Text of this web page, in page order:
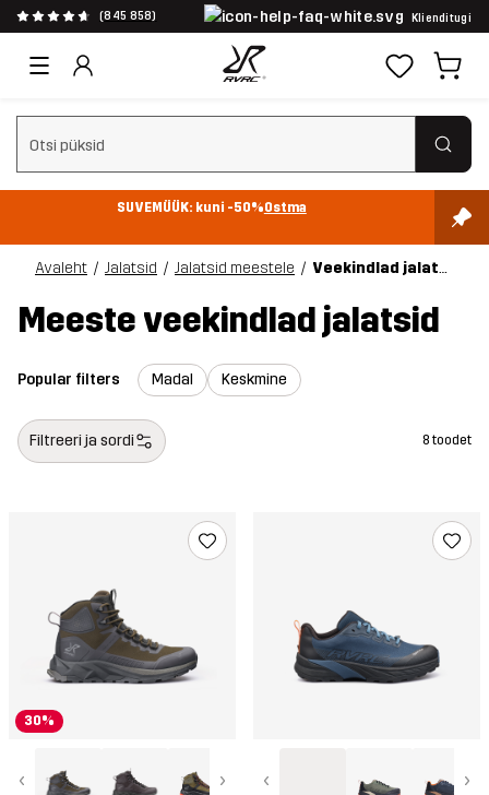
(845 858) Klienditugi
Tühjenda otsing
SUVEMÜÜK: kuni -50%Ostma
Avaleht Jalatsid Jalatsid meestele Veekindlad jalatsid
Meeste veekindlad jalatsid
Popular filters Madal Keskmine
Filtreeri ja sordi 8 toodet
30%
‹ › ‹ ›